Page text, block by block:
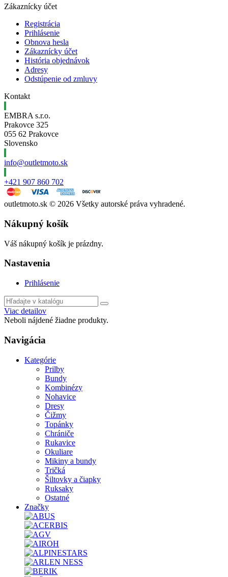
Zákaznícky účet
Registrácia
Prihlásenie
Obnova hesla
Zákaznícky účet
História objednávok
Adresy
Odstúpenie od zmluvy
Kontakt
EMBRA s.r.o.
Prakovce 325
055 62 Prakovce
Slovensko
info@outletmoto.sk
+421 907 860 702
outletmoto.sk © 2026 Všetky autorské práva vyhradené.
Nákupný košík
Váš nákupný košík je prázdny.
Nastavenia
Prihlásenie
Viac detailov
Neboli nájdené žiadne produkty.
Navigácia
Kategórie
Prilby
Bundy
Kombinézy
Nohavice
Dresy
Čižmy
Topánky
Chrániče
Rukavice
Okuliare
Mikiny a bundy
Tričká
Šiltovky a čiapky
Ruksaky
Ostatné
Značky